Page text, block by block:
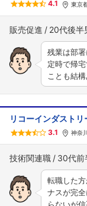
4.1 東京
販売促進 20代後半
残業は部
定時で帰
ことも結
リコーインダスト
3.1 神奈
技術関連職 30代前
転職した
ナスが完